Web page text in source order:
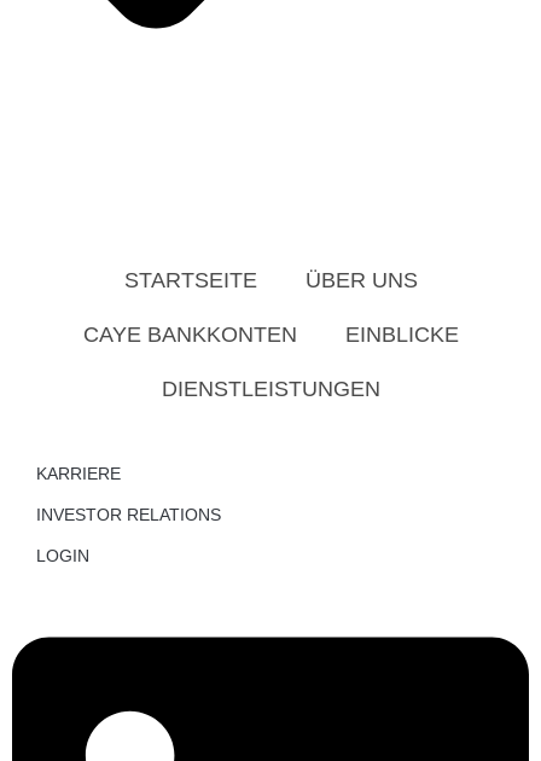
STARTSEITE ÜBER UNS
CAYE BANKKONTEN EINBLICKE
DIENSTLEISTUNGEN
KARRIERE
INVESTOR RELATIONS
LOGIN